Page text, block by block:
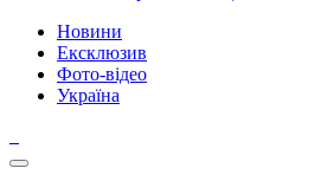
Новини
Ексклюзив
Фото-відео
Україна